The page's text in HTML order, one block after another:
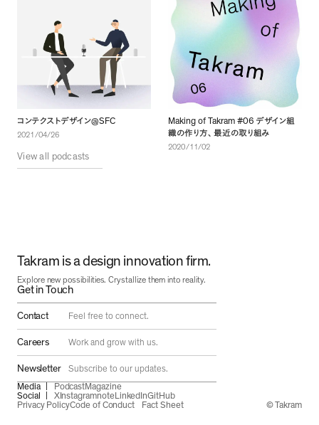
コンテクストデザイン@SFC
2021/04/26
Making of Takram #06 デザイン組
織の作り方、 最近の取り組み
2020/11/02
View all podcasts
Takram is a design innovation firm.
Explore new possibilities. Crystallize them into reality.
Get in Touch
Contact Feel free to connect.
Careers Work and grow with us.
Newsletter
Subscribe to our updates.
Media
PodcastMagazine
Social
XInstagramnoteLinkedInGitHub
Privacy PolicyCode of Conduct Fact Sheet © Takram